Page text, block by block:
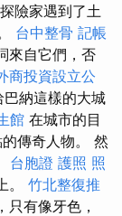
險家遇到了土
台中整骨 記帳
來自它們，否
商投資設立公
納這樣的大城
館 在城市的目
傳奇人物。 然
台胞證 護照 照
。 竹北整復推
只有像牙色，